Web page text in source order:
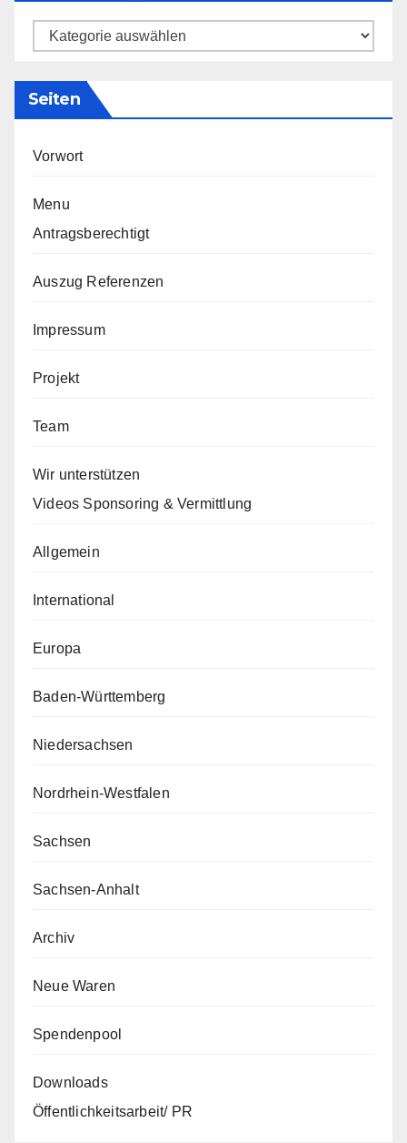
Kategorien
Seiten
Vorwort
Menu
Antragsberechtigt
Auszug Referenzen
Impressum
Projekt
Team
Wir unterstützen
Videos Sponsoring & Vermittlung
Allgemein
International
Europa
Baden-Württemberg
Niedersachsen
Nordrhein-Westfalen
Sachsen
Sachsen-Anhalt
Archiv
Neue Waren
Spendenpool
Downloads
Öffentlichkeitsarbeit/ PR